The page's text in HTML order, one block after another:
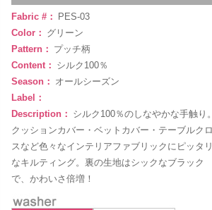
Fabric #：
PES-03
Color： グリーン
Pattern： プッチ柄
Content： シルク100％
Season： オールシーズン
Label：
Description： シルク100％のしなやかな手触り
クッションカバー・ベットカバー・テーブルク
スなど色々なインテリアファブリックにピッタ
なキルティング。裏の生地はシックなブラック
で、かわいさ倍増！